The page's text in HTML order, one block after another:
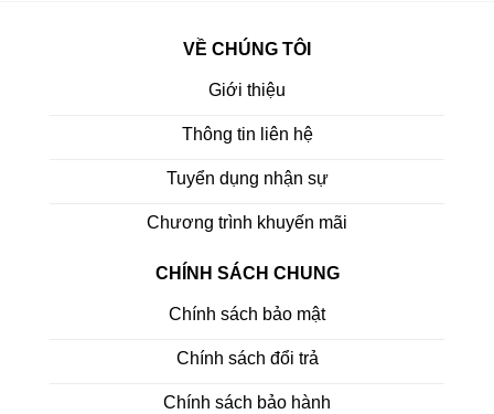
VỀ CHÚNG TÔI
Giới thiệu
Thông tin liên hệ
Tuyển dụng nhận sự
Chương trình khuyến mãi
CHÍNH SÁCH CHUNG
Chính sách bảo mật
Chính sách đổi trả
Chính sách bảo hành